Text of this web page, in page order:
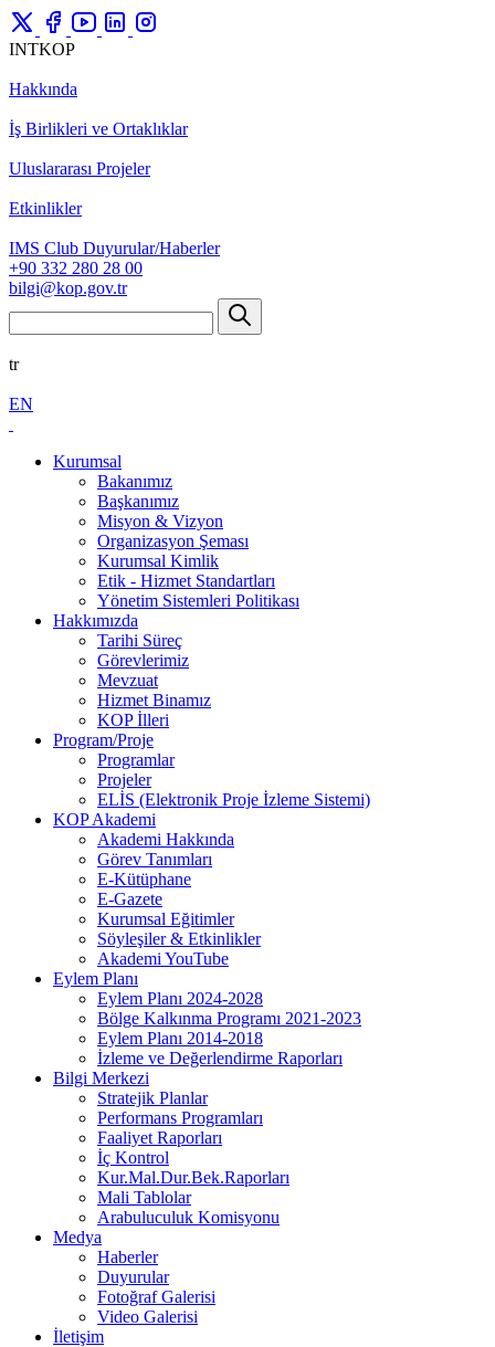
INTKOP
Hakkında
İş Birlikleri ve Ortaklıklar
Uluslararası Projeler
Etkinlikler
IMS Club Duyurular/Haberler
+90 332 280 28 00
bilgi@kop.gov.tr
tr
EN
Kurumsal
Bakanımız
Başkanımız
Misyon & Vizyon
Organizasyon Şeması
Kurumsal Kimlik
Etik - Hizmet Standartları
Yönetim Sistemleri Politikası
Hakkımızda
Tarihi Süreç
Görevlerimiz
Mevzuat
Hizmet Binamız
KOP İlleri
Program/Proje
Programlar
Projeler
ELİS (Elektronik Proje İzleme Sistemi)
KOP Akademi
Akademi Hakkında
Görev Tanımları
E-Kütüphane
E-Gazete
Kurumsal Eğitimler
Söyleşiler & Etkinlikler
Akademi YouTube
Eylem Planı
Eylem Planı 2024-2028
Bölge Kalkınma Programı 2021-2023
Eylem Planı 2014-2018
İzleme ve Değerlendirme Raporları
Bilgi Merkezi
Stratejik Planlar
Performans Programları
Faaliyet Raporları
İç Kontrol
Kur.Mal.Dur.Bek.Raporları
Mali Tablolar
Arabuluculuk Komisyonu
Medya
Haberler
Duyurular
Fotoğraf Galerisi
Video Galerisi
İletişim